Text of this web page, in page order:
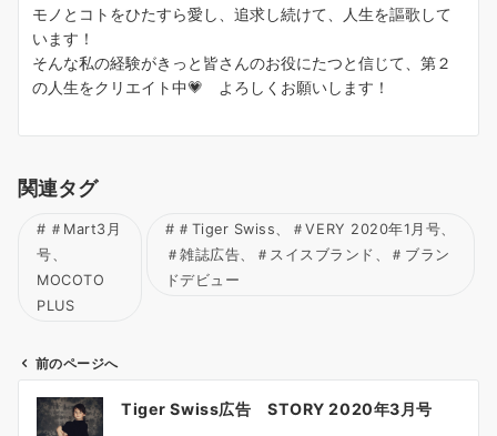
モノとコトをひたすら愛し、追求し続けて、人生を謳歌して
います！
そんな私の経験がきっと皆さんのお役にたつと信じて、第２
の人生をクリエイト中💗 よろしくお願いします！
関連タグ
＃Mart3月
号、
MOCOTO
PLUS
＃Tiger Swiss、＃VERY 2020年1月号、
＃雑誌広告、＃スイスブランド、＃ブラン
ドデビュー
前のページへ
Tiger Swiss広告 STORY 2020年3月号